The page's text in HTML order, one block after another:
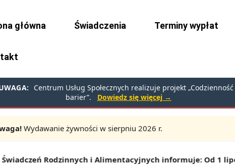
główna Świadczenia Terminy wypłat
Centrum Usług Społecznych realizuje projekt
barier”.
Dowiedz się więcej →
Wydawanie żywności w sierpniu 2026 r.
Terminy:
Rodzinnych i Alimentacyjnych informuje:Od 1 lipca